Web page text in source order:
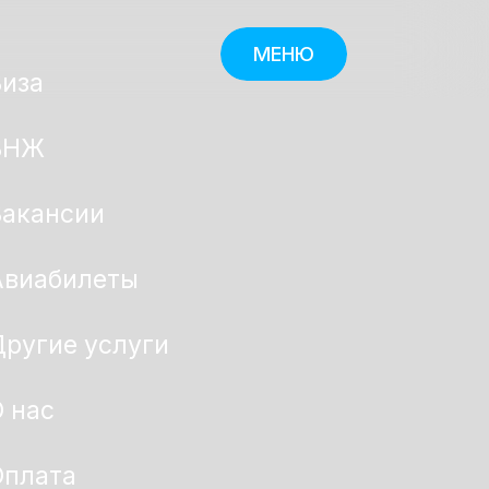
услуги
МЕНЮ
нас